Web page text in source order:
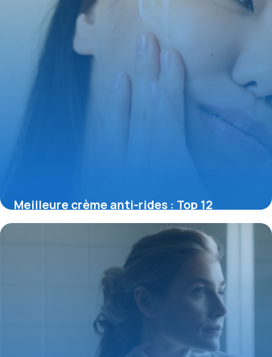
Meilleure crème anti-rides : Top 12
efficaces